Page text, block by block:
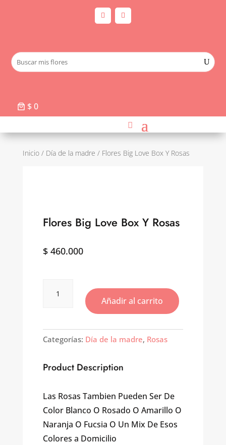
$ 0
Inicio/ Día de la madre / Flores Big Love Box Y Rosas
Flores Big Love Box Y Rosas
$460.000
Y
Rosas
Añadir al carrito
Categorías: Día de la madre, Rosas
Product Description
Las Rosas Tambien Pueden Ser De
Color Blanco O Rosado O Amarillo O
Naranja O Fucsia O Un Mix De Esos
Colores a Domicilio